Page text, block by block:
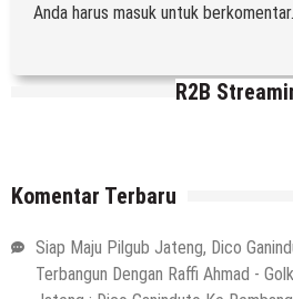
Anda harus masuk untuk berkomentar.
R2B
Komentar Terbaru
Siap Maju Pilgub Jateng, Dico
Terbangun Dengan Raffi Ahmad -